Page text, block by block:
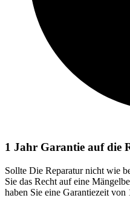
1 Jahr Garantie auf die
Sollte Die Reparatur nicht wie
Sie das Recht auf eine
haben Sie eine Garantiezeit von